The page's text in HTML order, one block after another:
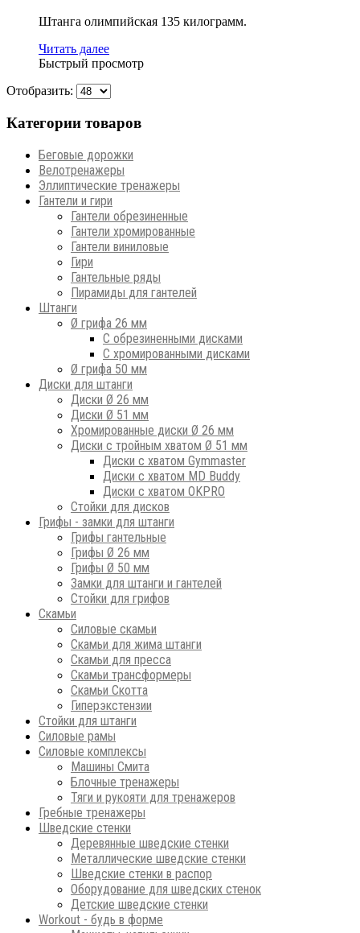
Штанга олимпийская 135 килограмм.
Читать далее
Быстрый просмотр
Отобразить:
Категории товаров
Беговые дорожки
Велотренажеры
Эллиптические тренажеры
Гантели и гири
Гантели обрезиненные
Гантели хромированные
Гантели виниловые
Гири
Гантельные ряды
Пирамиды для гантелей
Штанги
Ø грифа 26 мм
С обрезиненными дисками
С хромированными дисками
Ø грифа 50 мм
Диски для штанги
Диски Ø 26 мм
Диски Ø 51 мм
Хромированные диски Ø 26 мм
Диски с тройным хватом Ø 51 мм
Диски с хватом Gymmaster
Диски с хватом MD Buddy
Диски с хватом OKPRO
Стойки для дисков
Грифы - замки для штанги
Грифы гантельные
Грифы Ø 26 мм
Грифы Ø 50 мм
Замки для штанги и гантелей
Стойки для грифов
Скамьи
Силовые скамьи
Скамьи для жима штанги
Скамьи для пресса
Скамьи трансформеры
Скамьи Скотта
Гиперэкстензии
Стойки для штанги
Силовые рамы
Силовые комплексы
Машины Смита
Блочные тренажеры
Тяги и рукояти для тренажеров
Гребные тренажеры
Шведские стенки
Деревянные шведские стенки
Металлические шведские стенки
Шведские стенки в распор
Оборудование для шведских стенок
Детские шведские стенки
Workout - будь в форме